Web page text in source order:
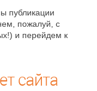
публикации
пожалуй, с
и перейдем к
сайта